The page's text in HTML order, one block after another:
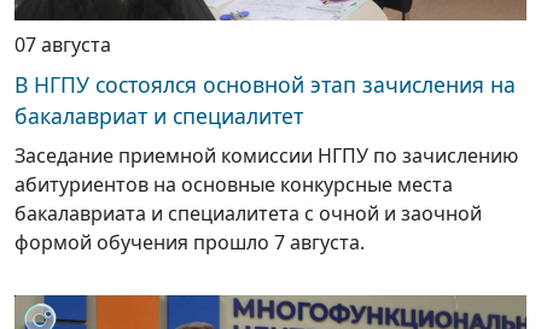
07 августа
В НГПУ состоялся основной этап зачисления на
бакалавриат и специалитет
Заседание приемной комиссии НГПУ по зачислению
абитуриентов на основные конкурсные места
бакалавриата и специалитета с очной и заочной
формой обучения прошло 7 августа.